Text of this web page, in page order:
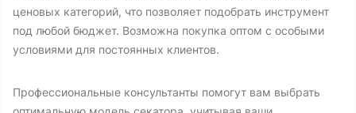
ценовых категорий, что позволяет подобрать инструмент
под любой бюджет. Возможна покупка оптом с особыми
условиями для постоянных клиентов.
Профессиональные консультанты помогут вам выбрать